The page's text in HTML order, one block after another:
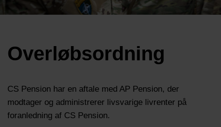
Overløbsordning
CS Pension har en aftale med AP Pension, der
modtager og administrerer livsvarige livrenter på
foranledning af CS Pension.